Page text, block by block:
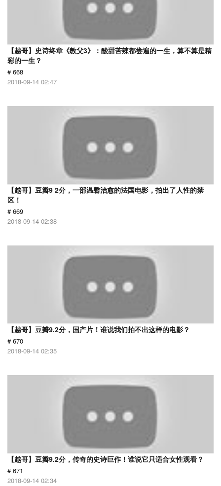
【越哥】史诗终章《教父3》：酸甜苦辣都尝遍的一生，算不算是精
彩的一生？
# 668
2018-09-14 02:47
【越哥】豆瓣9 2分，一部温馨治愈的法国电影，拍出了人性的禁
区！
# 669
2018-09-14 02:38
【越哥】豆瓣9.2分，国产片！谁说我们拍不出这样的电影？
# 670
2018-09-14 02:35
【越哥】豆瓣9.2分，传奇的史诗巨作！谁说它只适合女性观看？
# 671
2018-09-14 02:34